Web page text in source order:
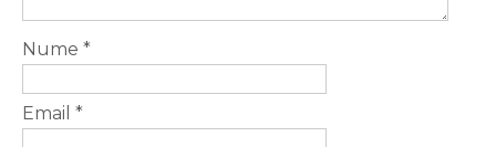
Nume *
Email *